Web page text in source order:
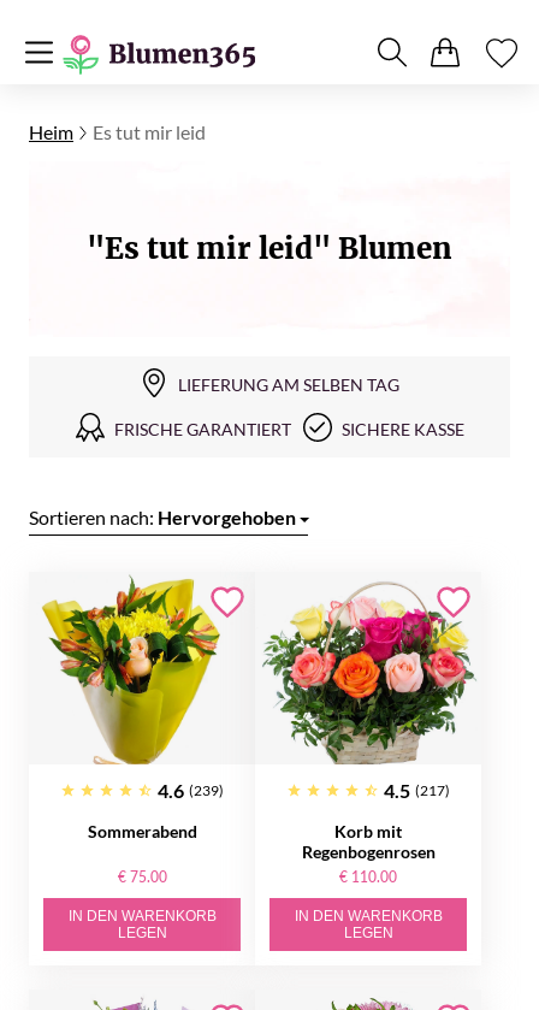
Heim Es tut mir leid
"Es tut mir leid" Blumen
LIEFERUNG AM SELBEN TAG
FRISCHE GARANTIERT SICHERE KASSE
Sortieren nach: Hervorgehoben
4.6 (239)
Sommerabend
€ 75.00
IN DEN WARENKORB
LEGEN
4.5 (217)
Korb mit
Regenbogenrosen
€ 110.00
IN DEN WARENKORB
LEGEN